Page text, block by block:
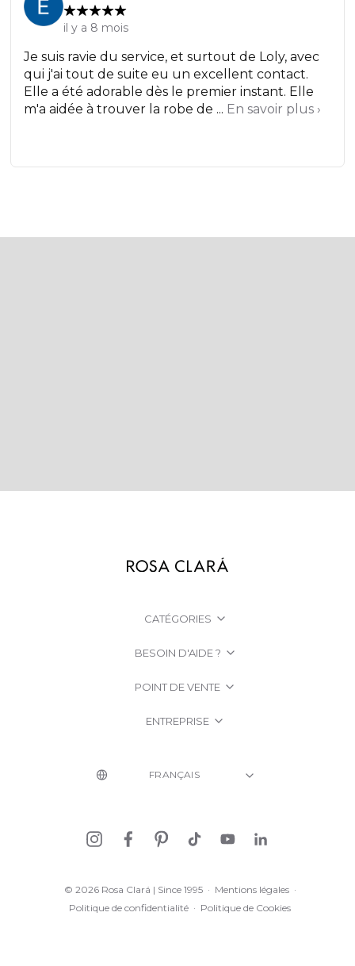
il y a 8 mois
Je suis ravie du service, et surtout de Loly, avec
qui j'ai tout de suite eu un excellent contact.
Elle a été adorable dès le premier instant. Elle
m'a aidée à trouver la robe de ... En savoir plus ›
CATÉGORIES
BESOIN D'AIDE ?
POINT DE VENTE
ENTREPRISE
© 2026 Rosa Clará | Since 1995 · Mentions légales ·
Politique de confidentialité · Politique de Cookies